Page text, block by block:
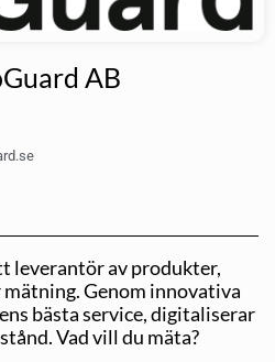
AB
leverantör av produkter,
Genom innovativa
bästa service, digitaliserar
Vad vill du mäta?